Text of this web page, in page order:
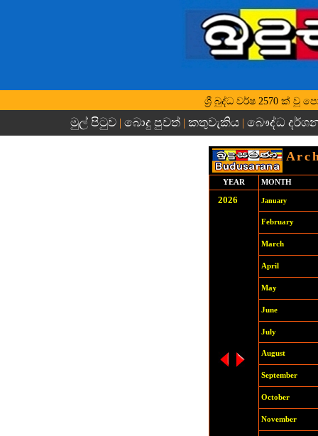
ශ්‍රී බුද්ධ වර්ෂ 2570 ක් වූ
මුල් පිටුව | බොදු පුවත්| කතුවැකිය| බෞද්ධ
YEAR MONTH
2026 January
February
March
April
May
June
July
August
September
October
November